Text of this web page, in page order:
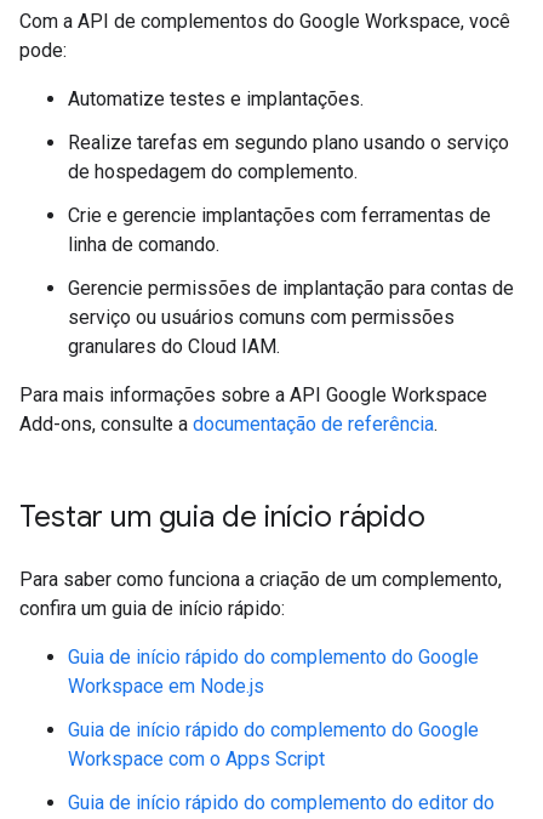
Com a API de complementos do Google Workspace, você
pode:
Automatize testes e implantações.
Realize tarefas em segundo plano usando o serviço
de hospedagem do complemento.
Crie e gerencie implantações com ferramentas de
linha de comando.
Gerencie permissões de implantação para contas de
serviço ou usuários comuns com permissões
granulares do Cloud IAM.
Para mais informações sobre a API Google Workspace
Add-ons, consulte a documentação de referência.
Testar um guia de início rápido
Para saber como funciona a criação de um complemento,
confira um guia de início rápido:
Guia de início rápido do complemento do Google
Workspace em Node.js
Guia de início rápido do complemento do Google
Workspace com o Apps Script
Guia de início rápido do complemento do editor do